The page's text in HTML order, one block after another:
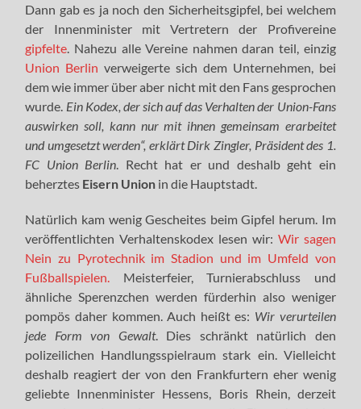
Dann gab es ja noch den Sicherheitsgipfel, bei welchem
der Innenminister mit Vertretern der Profivereine
gipfelte . Nahezu alle Vereine nahmen daran teil, einzig
Union Berlin verweigerte sich dem Unternehmen, bei
dem wie immer über aber nicht mit den Fans gesprochen
wurde. Ein Kodex, der sich auf das Verhalten der Union-Fans
auswirken soll, kann nur mit ihnen gemeinsam erarbeitet
und umgesetzt werden“, erklärt Dirk Zingler, Präsident des 1.
FC Union Berlin . Recht hat er und deshalb geht ein
beherztes Eisern Union in die Hauptstadt.
Natürlich kam wenig Gescheites beim Gipfel herum. Im
veröffentlichten Verhaltenskodex lesen wir: Wir sagen
Nein zu Pyrotechnik im Stadion und im Umfeld von
Fußballspielen. Meisterfeier, Turnierabschluss und
ähnliche Sperenzchen werden fürderhin also weniger
pompös daher kommen. Auch heißt es: Wir verurteilen
jede Form von Gewalt. Dies schränkt natürlich den
polizeilichen Handlungsspielraum stark ein. Vielleicht
deshalb reagiert der von den Frankfurtern eher wenig
geliebte Innenminister Hessens, Boris Rhein, derzeit